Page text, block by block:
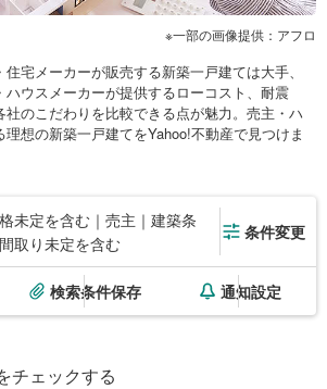
一部の画像提供：アフロ
宅メーカーが販売する新築一戸建ては大手、
ウスメーカーが提供するローコスト、耐震
のこだわりを比較できる点が魅力。売主・ハ
想の新築一戸建てをYahoo!不動産で見つけま
未定を含む｜売主｜建築条
取り未定を含む
条件変更
検索条件保存 通知設定
チェックする